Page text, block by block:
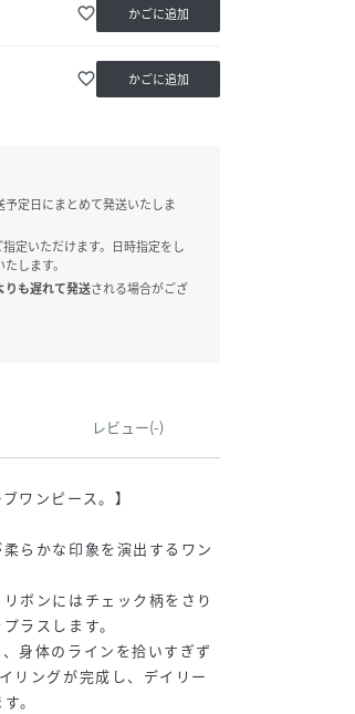
favorite_border かごに追加
favorite_border かごに追加
定日にまとめて発送いたしま
定いただけます。日時指定をし
します。
も遅れて発送される場合がござ
レビュー(-)
ワンピース。】
らかな印象を演出するワン
ボンにはチェック柄をさり
ラスします。
身体のラインを拾いすぎず
リングが完成し、デイリー
。